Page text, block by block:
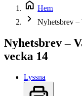
Hem
Nyhetsbrev –
Nyhetsbrev –
vecka 14
Lyssna